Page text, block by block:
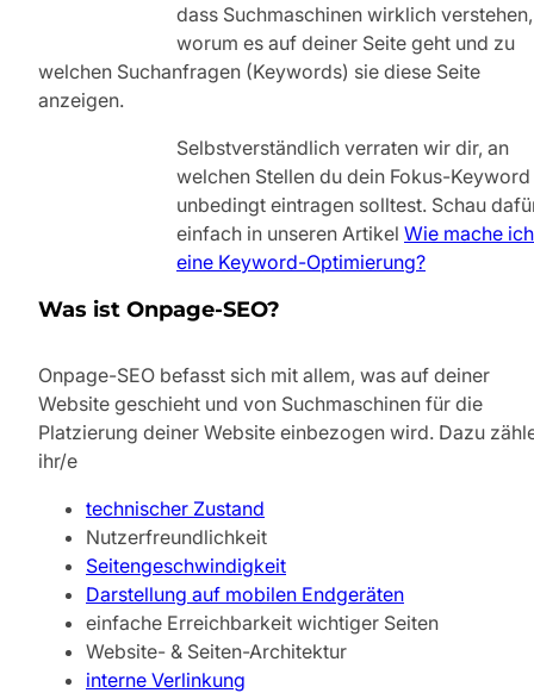
dass Suchmaschinen wirklich verstehen,
worum es auf deiner Seite geht und zu
welchen Suchanfragen (Keywords) sie diese Seite
anzeigen.
Selbstverständlich verraten wir dir, an
welchen Stellen du dein Fokus-Keyword
unbedingt eintragen solltest. Schau
einfach in unseren Artikel Wie mache ich
eine Keyword-Optimierung?
Was ist Onpage-SEO?
Onpage-SEO befasst sich mit allem, was auf deiner
Website geschieht und von Suchmaschinen für die
Platzierung deiner Website einbezogen wird. Dazu
ihr/e
technischer Zustand
Nutzerfreundlichkeit
Seitengeschwindigkeit
Darstellung auf mobilen Endgeräten
einfache Erreichbarkeit wichtiger Seiten
Website- & Seiten-Architektur
interne Verlinkung